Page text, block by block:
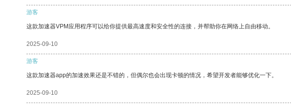
游客
这款加速器VPM应用程序可以给你提供最高速度和安全性的连接，并帮助你在网络上自由移动。
2025-09-10
游客
这款加速器app的加速效果还是不错的，但偶尔也会出现卡顿的情况，希望开发者能够优化一下。
2025-09-10